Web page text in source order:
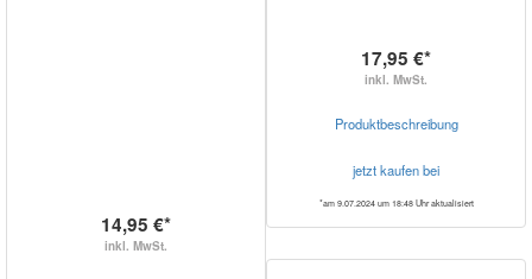
14,95 €*
inkl. MwSt.
17,95 €*
inkl. MwSt.
Produktbeschreibung
jetzt kaufen bei
*am 9.07.2024 um 18:48 Uhr aktualisiert